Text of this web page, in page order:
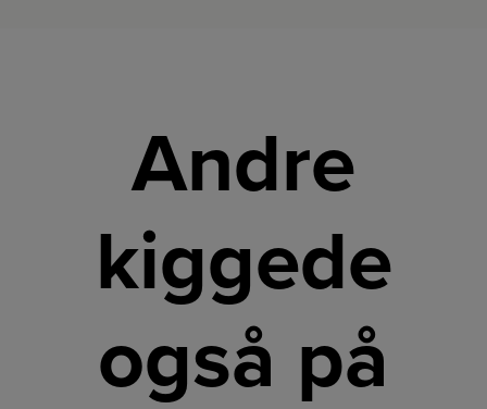
Andre
kiggede
også på